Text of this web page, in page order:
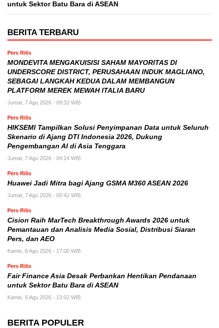
untuk Sektor Batu Bara di ASEAN
BERITA TERBARU
Pers Rilis
MONDEVITA MENGAKUISISI SAHAM MAYORITAS DI
UNDERSCORE DISTRICT, PERUSAHAAN INDUK MAGLIANO,
SEBAGAI LANGKAH KEDUA DALAM MEMBANGUN
PLATFORM MEREK MEWAH ITALIA BARU
Jumat, 7 Agu 2026 - 09:32 WIB
Pers Rilis
HIKSEMI Tampilkan Solusi Penyimpanan Data untuk Seluruh
Skenario di Ajang DTI Indonesia 2026, Dukung
Pengembangan AI di Asia Tenggara
Jumat, 7 Agu 2026 - 04:14 WIB
Pers Rilis
Huawei Jadi Mitra bagi Ajang GSMA M360 ASEAN 2026
Jumat, 7 Agu 2026 - 00:42 WIB
Pers Rilis
Cision Raih MarTech Breakthrough Awards 2026 untuk
Pemantauan dan Analisis Media Sosial, Distribusi Siaran
Pers, dan AEO
Kamis, 6 Agu 2026 - 17:00 WIB
Pers Rilis
Fair Finance Asia Desak Perbankan Hentikan Pendanaan
untuk Sektor Batu Bara di ASEAN
Kamis, 6 Agu 2026 - 13:02 WIB
BERITA POPULER